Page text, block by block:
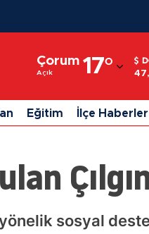
Çorum
Açık 17°
Adıyaman
Afyonkarahisar
Ağrı
Ankara
Antalya
Eğitim İlçe
sosyal